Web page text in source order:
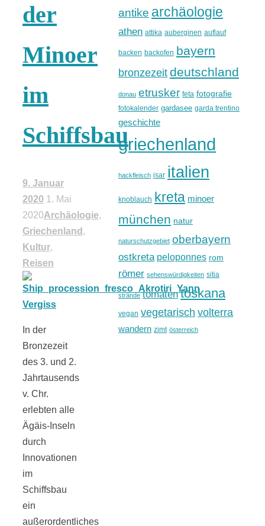
der
Minoer
im
Schiffsbau
9. Januar
2020 1. Mai
2020Archäologie,
Griechenland ,
Kultur,
Reisen
In der
Bronzezeit
des 3. und 2.
Jahrtausends
v. Chr.
erlebten alle
Ägäis-Inseln
durch
Innovationen
im
Schiffsbau
ein
außerordentliches
antike archäologie
athen attika auberginen auflauf
backen backofen bayern
bronzezeit deutschland
donau etrusker feta fotografie
fotokalender gardasee garda trentino
geschichte
griechenland
hackfleisch isar italien
knoblauch kreta minoer
münchen natur
naturschutzgebiet oberbayern
ostkreta peloponnes rom
römer sehenswürdigkeiten sitia
strände tomaten toskana
vegan vegetarisch volterra
wandern zimt österreich